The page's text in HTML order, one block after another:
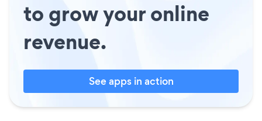
to grow your online
revenue.
See apps in action